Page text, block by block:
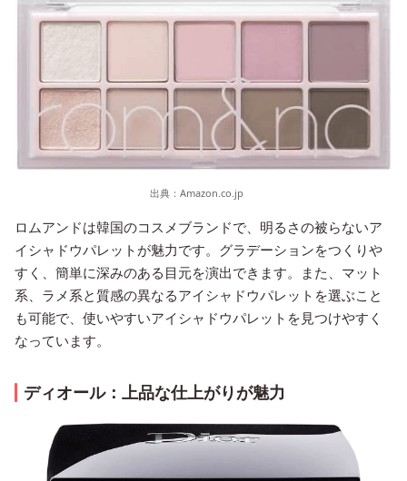
出典： Amazon.co.jp
ロムアンドは韓国のコスメブランドで、明るさの被らないア
イシャドウパレットが魅力です。グラデーションをつくりや
すく、簡単に深みのある目元を演出できます。また、マット
系、ラメ系と質感の異なるアイシャドウパレットを選ぶこと
も可能で、使いやすいアイシャドウパレットを見つけやすく
なっています。
ディオール：上品な仕上がりが魅力